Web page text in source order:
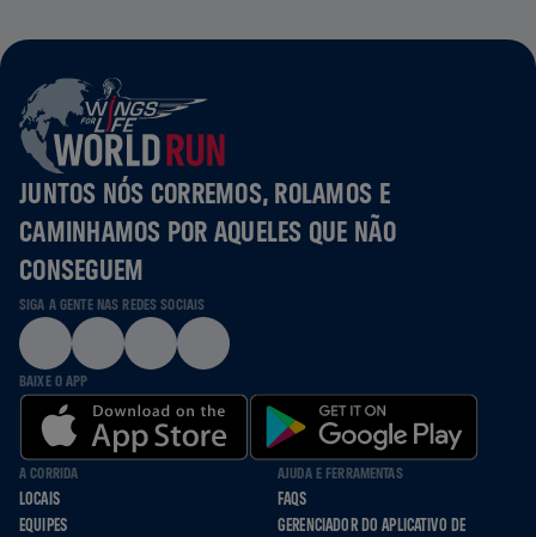
JUNTOS NÓS CORREMOS, ROLAMOS E
CAMINHAMOS POR AQUELES QUE NÃO
CONSEGUEM
SIGA A GENTE NAS REDES SOCIAIS
BAIXE O APP
A CORRIDA
LOCAIS
EQUIPES
AJUDA E FERRAMENTAS
FAQS
GERENCIADOR DO APLICATIVO DE